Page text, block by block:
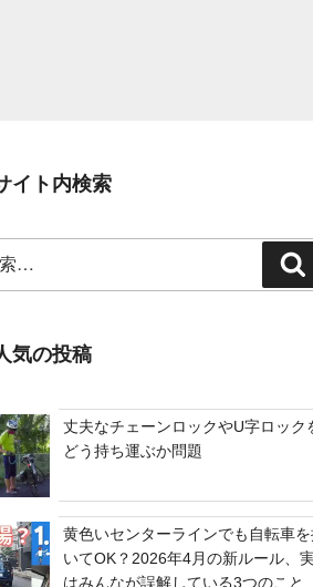
イト内検索
気の投稿
丈夫なチェーンロックやU字ロック
どう持ち運ぶか問題
黄色いセンターラインでも自転車を
いてOK？2026年4月の新ルール、
はみんなが誤解している3つのこと